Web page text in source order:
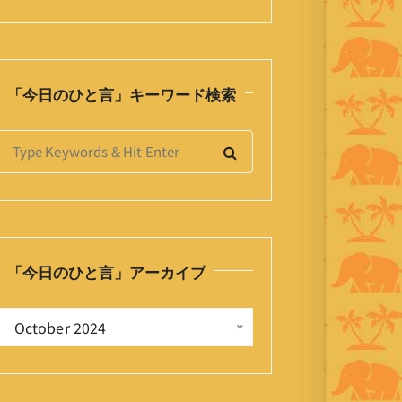
「今日のひと言」キーワード検索
「今日のひと言」アーカイブ
October 2024